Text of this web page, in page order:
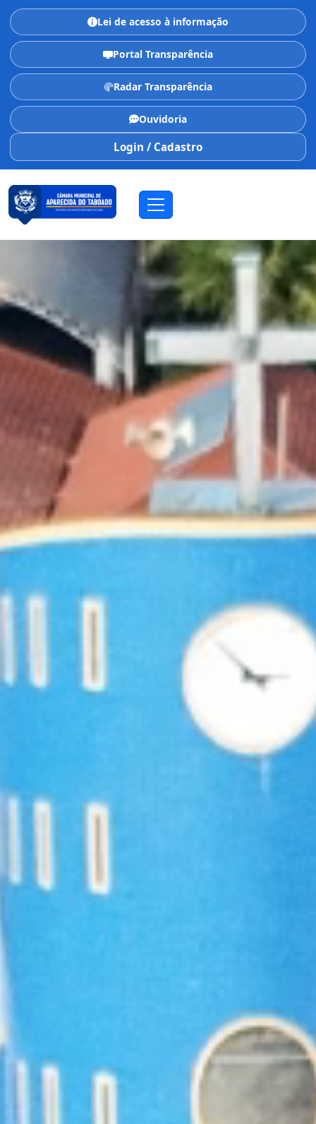
Lei de acesso à informação
Portal Transparência
Radar Transparência
Ouvidoria
Login / Cadastro
CÂMARA MUNICIPAL
Aparecida do Taboado